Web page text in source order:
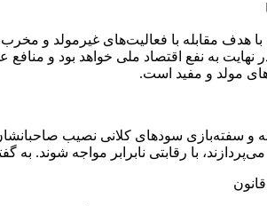
با هدف مقابله با فعالیت‌های غیرمولد و
نهایت به نفع اقتصاد ملی خواهد بود و
مولد و مفید است.
و سفته‌بازی سودهای کلانی نصیب
با رقابتی نابرابر مواجه شوند.